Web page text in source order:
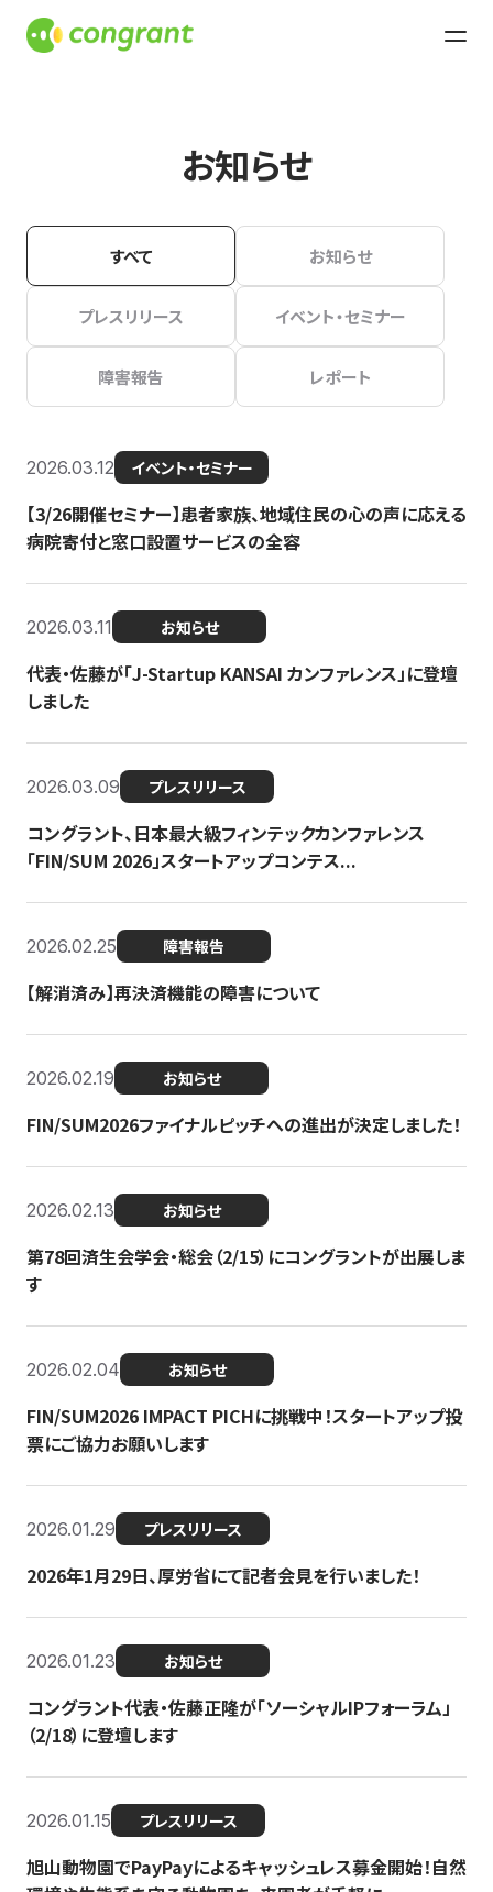
お知らせ
すべて お知らせ
プレスリリース イベント・セミナー
障害報告 レポート
2026.03.12 イベント・セミナー
【3/26開催セミナー】患者家族、地域住民の心の声に応える
病院寄付と窓口設置サービスの全容
2026.03.11 お知らせ
代表・佐藤が「J-Startup KANSAI カンファレンス」に登壇
しました
2026.03.09 プレスリリース
コングラント、日本最大級フィンテックカンファレンス
「FIN/SUM 2026」スタートアップコンテス...
2026.02.25 障害報告
【解消済み】再決済機能の障害について
2026.02.19 お知らせ
FIN/SUM2026ファイナルピッチへの進出が決定しました！
2026.02.13 お知らせ
第78回済生会学会・総会（2/15）にコングラントが出展しま
す
2026.02.04 お知らせ
FIN/SUM2026 IMPACT PICHに挑戦中！スタートアップ投
票にご協力お願いします
2026.01.29 プレスリリース
2026年1月29日、厚労省にて記者会見を行いました！
2026.01.23 お知らせ
コングラント代表・佐藤正隆が「ソーシャルIPフォーラム」
（2/18）に登壇します
2026.01.15 プレスリリース
旭山動物園でPayPayによるキャッシュレス募金開始！自然